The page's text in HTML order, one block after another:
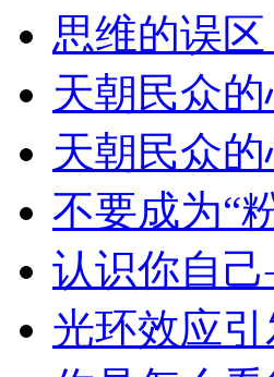
思维的误
天朝民众
天朝民众
不要成为“
认识你自
光环效应